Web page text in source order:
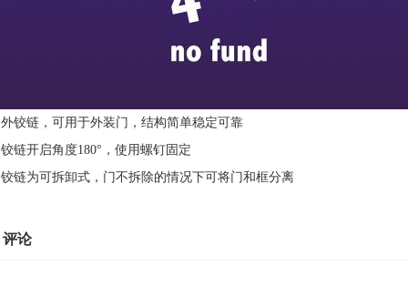
铰链，可用于外装门，结构简单稳定可靠
链开启角度180°，使用螺钉固定
链为可拆卸式，门不拆除的情况下可将门和框分离
评论